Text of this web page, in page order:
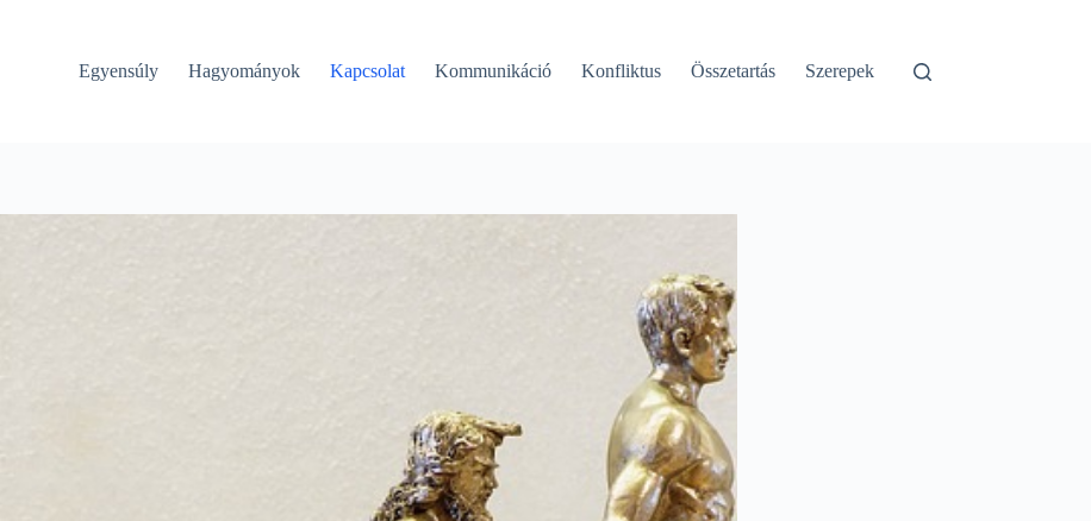
Egyensúly Hagyományok Kapcsolat Kommunikáció Konfliktus Összetartás Szerepek